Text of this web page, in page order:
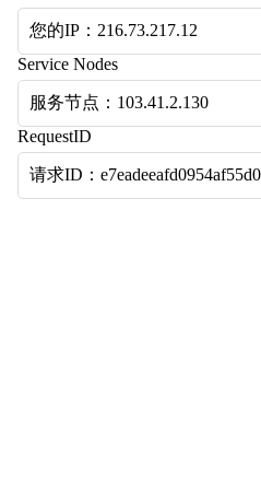
您的IP：216.73.217.12
Service Nodes
服务节点：103.41.2.130
RequestID
请求ID：